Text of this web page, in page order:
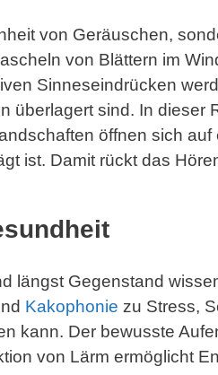
von Geräuschen,
von Blättern im
Sinneseindrücken
überlagert sind. In dieser
öffnen sich
ist. Damit rückt das
längst Gegenstand
Kakophonie zu Stress,
kann. Der bewusste
von Lärm ermöglicht